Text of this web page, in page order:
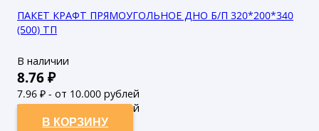
ПАКЕТ КРАФТ ПРЯМОУГОЛЬНОЕ ДНО Б/П 320*200*340
(500) ТП
В наличии
8.76₽
7.96 ₽ - от 10.000 рублей
7.24₽ - от 50.000 рублей
В КОРЗИНУ